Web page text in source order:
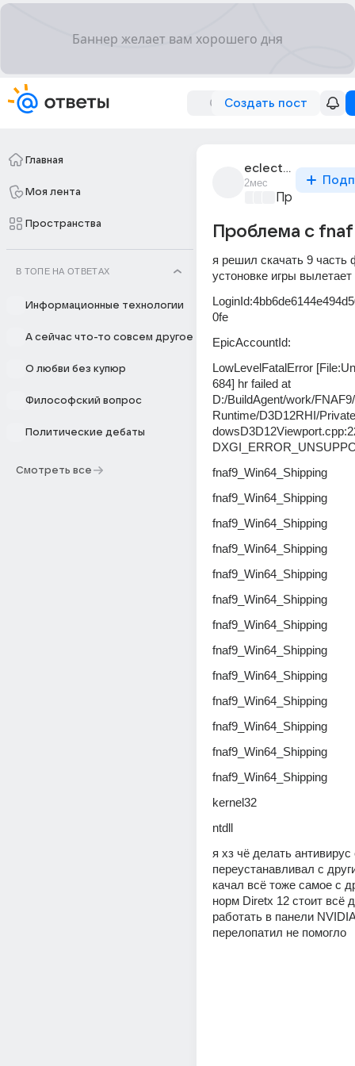
Создать пост
Главная
Моя лента
Пространства
В ТОПЕ НА ОТВЕТАХ
Информационные технологии
А сейчас что-то совсем другое
О любви без купюр
Философский вопрос
Политические дебаты
Смотреть все
eclectic_873
2мес
Проблемы с
Проблема с fnaf
я решил скачать 9 часть
устоновке игры
0fe
EpicAccountId:
LowLevelFatalError
684] hr failed at
D:/BuildAgent/work/
Runtime/D3D12RHI/
fnaf9_Win64_Shipping
fnaf9_Win64_Shipping
fnaf9_Win64_Shipping
fnaf9_Win64_Shipping
fnaf9_Win64_Shipping
fnaf9_Win64_Shipping
fnaf9_Win64_Shipping
fnaf9_Win64_Shipping
fnaf9_Win64_Shipping
fnaf9_Win64_Shipping
fnaf9_Win64_Shipping
fnaf9_Win64_Shipping
fnaf9_Win64_Shipping
kernel32
ntdll
я хз чё делать
переустанавливал с
качал всё тоже самое с
норм Diretx 12 стоит всё
работать в панели
перелопатил не помогло